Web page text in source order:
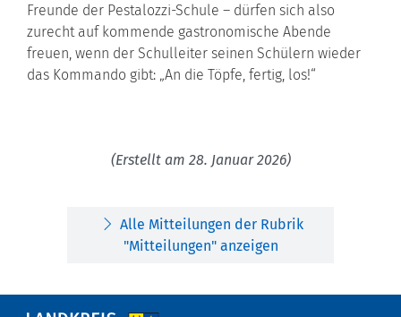
Freunde der Pestalozzi-Schule – dürfen sich also
zurecht auf kommende gastronomische Abende
freuen, wenn der Schulleiter seinen Schülern wieder
das Kommando gibt: „An die Töpfe, fertig, los!“
(Erstellt am 28. Januar 2026)
Alle Mitteilungen der Rubrik
"Mitteilungen" anzeigen